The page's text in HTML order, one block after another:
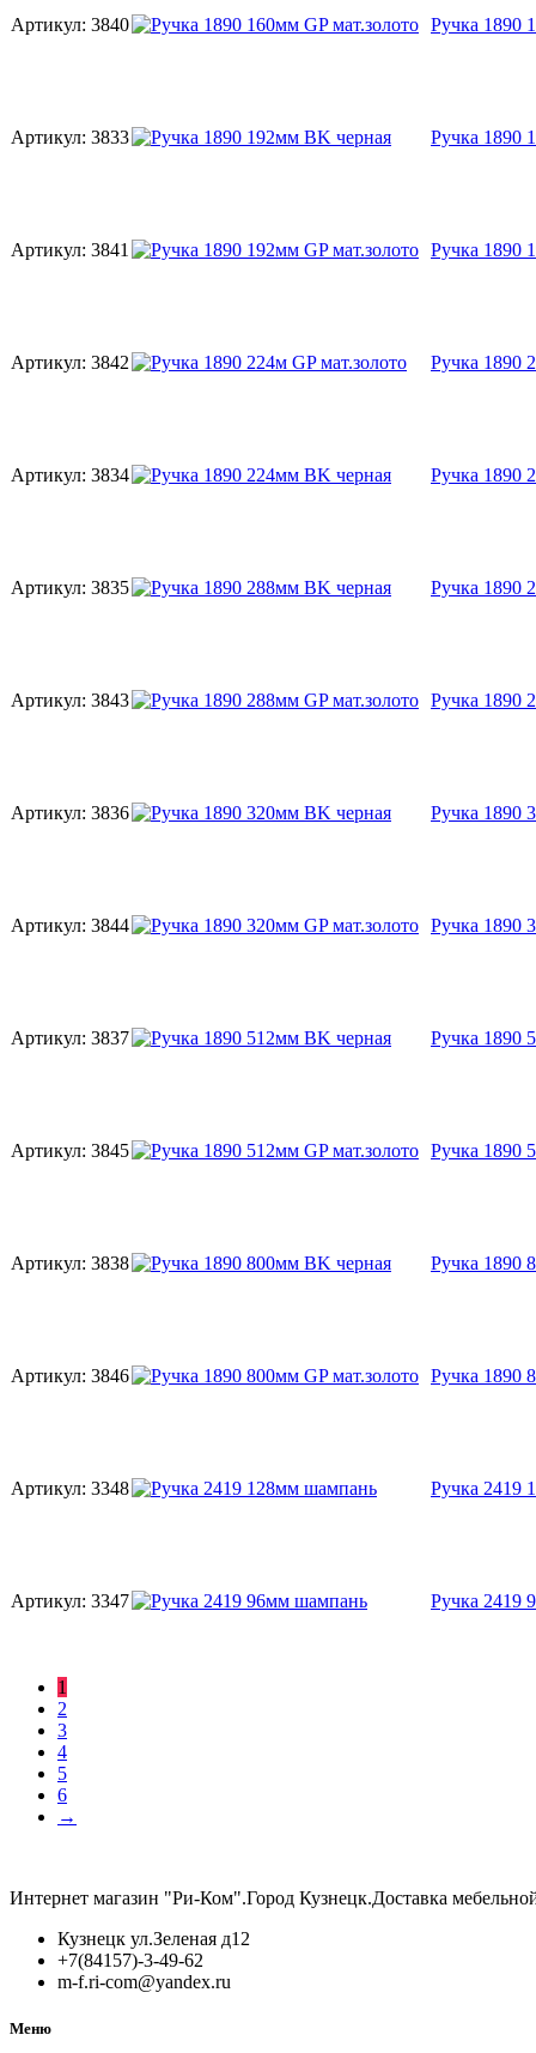
Артикул: 3840 Ручка 1890
Артикул: 3833 Ручка 1890
Артикул: 3841 Ручка 1890
Артикул: 3842 Ручка 1890
Артикул: 3834 Ручка 1890
Артикул: 3835 Ручка 1890
Артикул: 3843 Ручка 1890
Артикул: 3836 Ручка 1890
Артикул: 3844 Ручка 1890
Артикул: 3837 Ручка 1890
Артикул: 3845 Ручка 1890
Артикул: 3838 Ручка 1890
Артикул: 3846 Ручка 1890
Артикул: 3348 Ручка 2419
Артикул: 3347 Ручка 2419
1
2
3
4
5
6
→
Интернет магазин "Ри-Ком".Город Кузнецк.Доставка
Кузнецк ул.Зеленая д12
+7(84157)-3-49-62
m-f.ri-com@yandex.ru
Меню